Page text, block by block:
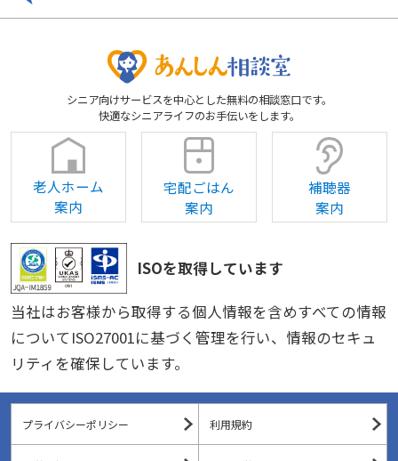
シニア向けサービスを中心とした無料の相談窓口です。
快適なシニアライフのお手伝いをします。
老人ホーム
案内
宅配ごはん
案内
補聴器
案内
ISOを取得しています
当社はお客様から取得する個人情報を含めすべての情報
についてISO27001に基づく管理を行い、情報のセキュ
リティを確保しています。
プライバシーポリシー 利用規約